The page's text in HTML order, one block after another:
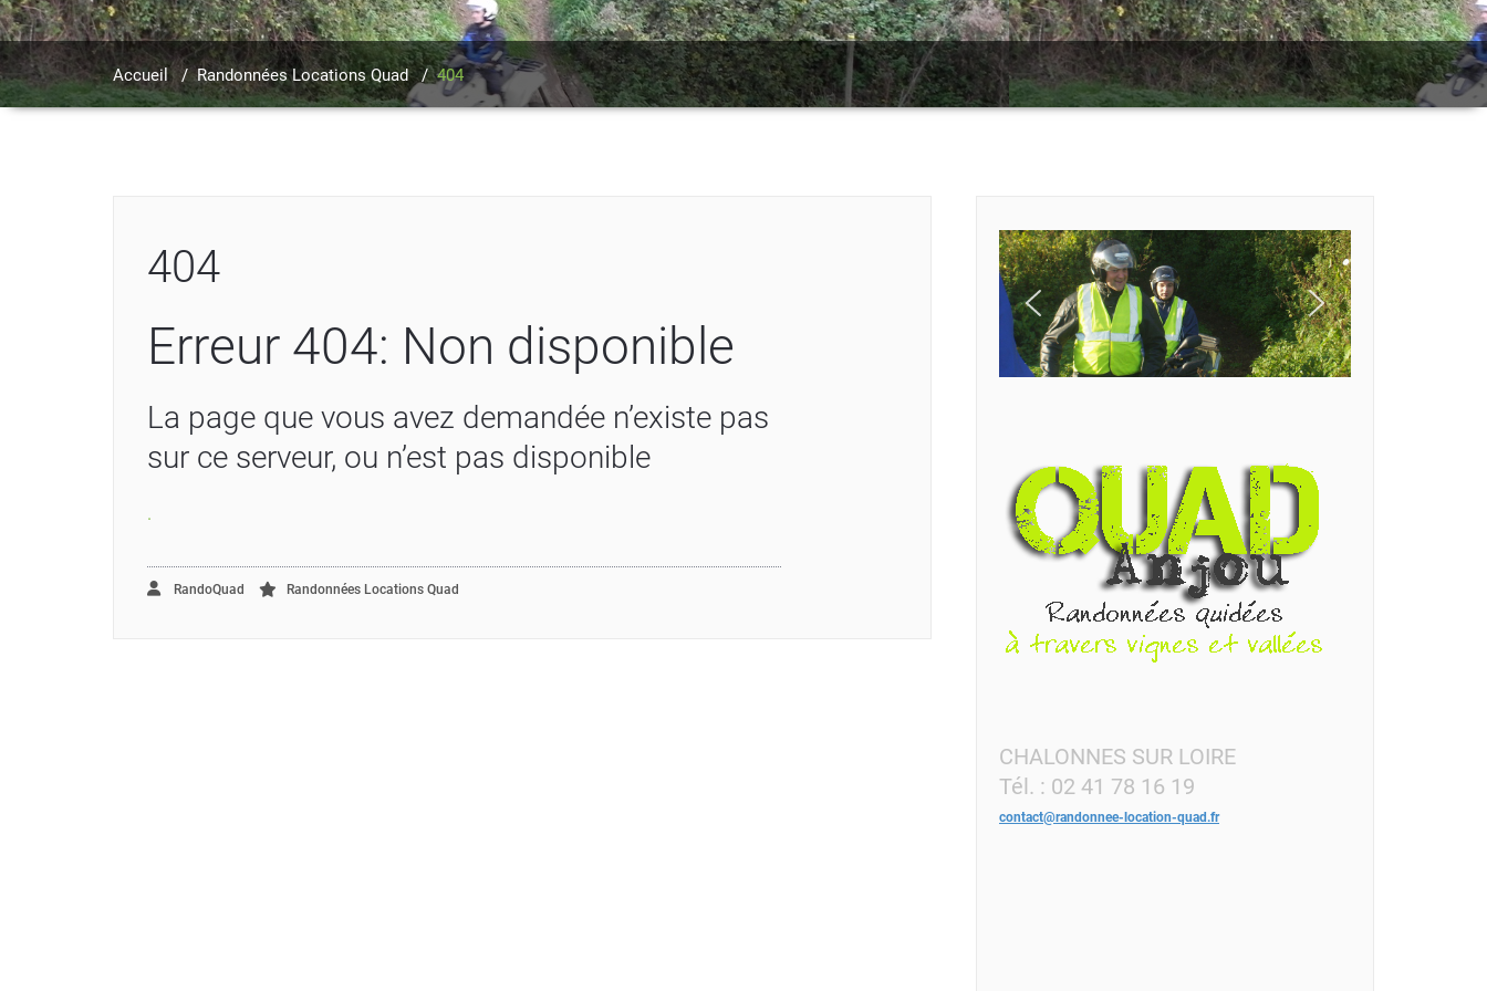
Accueil /Randonnées Locations Quad/404
404
Erreur 404: Non disponible
La page que vous avez demandée n’existe pas
sur ce serveur, ou n’est pas disponible
.
RandoQuad Randonnées Locations Quad
CHALONNES SUR LOIRE
Tél. : 02 41 78 16 19
contact@randonnee-location-quad.fr